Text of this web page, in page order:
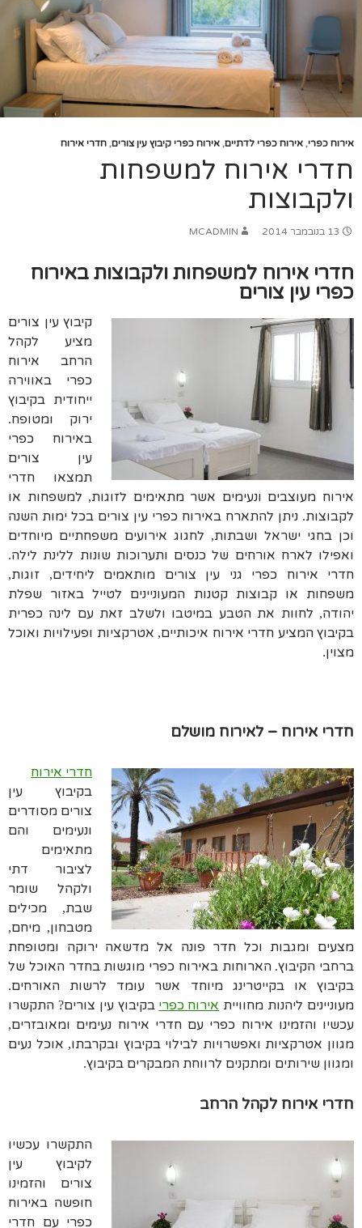
אירוח כפרי,אירוח כפרי לדתיים,אירוח כפרי קיבוץ עין צורים,חדרי אירוח
חדרי אירוח למשפחות
ולקבוצות
13 בנובמבר 2014 MCADMIN
חדרי אירוח למשפחות ולקבוצות באירוח
כפרי עין צורים
קיבוץ עין צורים
מציע לקהל
הרחב אירוח
כפרי באווירה
ייחודית בקיבוץ
ירוק ומטופח.
באירוח כפרי
עין צורים
תמצאו חדרי
אירוח מעוצבים ונעימים אשר מתאימים לזוגות, למשפחות או
לקבוצות. ניתן להתארח באירוח כפרי עין צורים בכל ימות השנה
וכן בחגי ישראל ושבתות, לחגוג אירועים משפחתיים מיוחדים
ואפילו לארח אורחים של כנסים ותערוכות שונות ללינת לילה.
חדרי אירוח כפרי גני עין צורים מותאמים ליחידים, זוגות,
משפחות או קבוצות קטנות המעוניינים לטייל באזור שפלת
יהודה, לחוות את הטבע במיטבו ולשלב זאת עם לינה כפרית
בקיבוץ המציע חדרי אירוח איכותיים, אטרקציות ופעילויות ואוכל
מצוין.
חדרי אירוח – לאירוח מושלם
חדרי אירוח
בקיבוץ עין
צורים מסודרים
ונעימים והם
מתאימים
לציבור דתי
ולקהל שומר
שבת,
מכילים
מטבחון, מיחם,
מצעים ומגבות וכל חדר פונה אל מדשאה ירוקה ומטופחת
ברחבי הקיבוץ. הארוחות באירוח כפרי מוגשות בחדר האוכל של
בקיבוץ או בקייטרינג מיוחד אשר עומד לרשות האורחים.
מעוניינים ליהנות מחוויית אירוח כפריבקיבוץ עין צורים? התקשרו
עכשיו והזמינו אירוח כפרי עם חדרי אירוח נעימים ומאובזרים,
מגוון אטרקציות ואפשרויות לבילוי בקיבוץ ובקרבתו, אוכל נעים
ומגוון שירותים ומתקנים לרווחת המבקרים בקיבוץ.
חדרי אירוח לקהל הרחב
התקשרו עכשיו
לקיבוץ עין
צורים והזמינו
חופשה באירוח
כפרי עם חדרי